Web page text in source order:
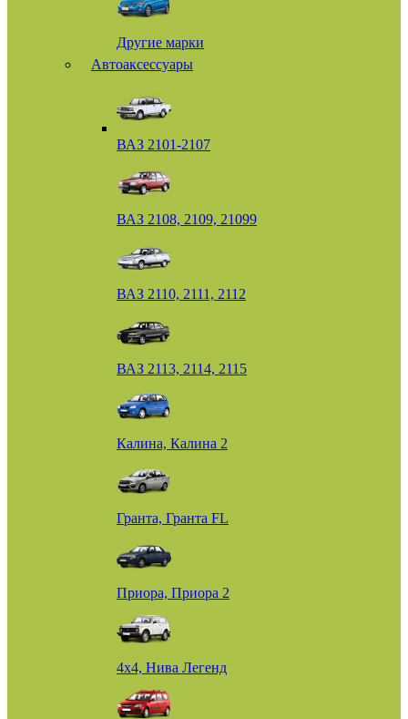
Другие марки
Автоаксессуары
ВАЗ 2101-2107
ВАЗ 2108, 2109, 21099
ВАЗ 2110, 2111, 2112
ВАЗ 2113, 2114, 2115
Калина, Калина 2
Гранта, Гранта FL
Приора, Приора 2
4х4, Нива Легенд